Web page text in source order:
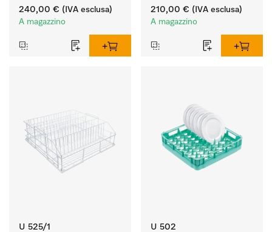
240,00 € (IVA esclusa)
A magazzino
vassoi.
210,00 € (IVA esclusa)
A magazzino
U 525/1 U 502